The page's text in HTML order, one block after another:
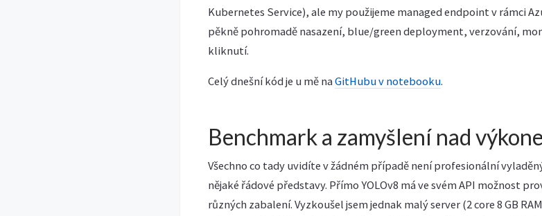
Kubernetes Service), ale my použijeme managed endpoint v rámci
pěkně pohromadě nasazení, blue/green deployment, verzování,
kliknutí.
Celý dnešní kód je u mě na GitHubu v notebooku.
Benchmark a zamyšlení nad
Všechno co tady uvidíte v žádném případě není profesionální
nějaké řádové představy. Přímo YOLOv8 má ve svém API možnost
různých zabalení. Vyzkoušel jsem jednak malý server (2 core 8 GB